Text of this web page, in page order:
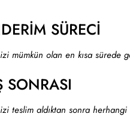
SÜRECİ
mümkün olan en kısa
SONRASI
teslim aldıktan sonra